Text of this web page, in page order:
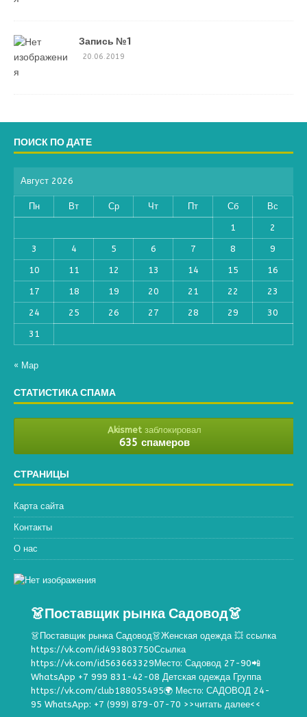
Запись №1
20.06.2019
ПОИСК ПО ДАТЕ
Август 2026
Пн Вт Ср Чт Пт Сб Вс
1 2
3 4 5 6 7 8 9
10 11 12 13 14 15 16
17 18 19 20 21 22 23
24 25 26 27 28 29 30
31
« Мар
СТАТИСТИКА СПАМА
Akismetзаблокировал
635 спамеров
СТРАНИЦЫ
Карта сайта
Контакты
О нас
👗Поставщик рынка Садовод👗
👗Поставщик рынка Садовод👗Женская одежда 💥 ссылка
https://vk.com/id493803750Ссылка
https://vk.com/id563663329Место: Садовод 27-90📲
WhatsApp +7 999 831-42-08 Детская одежда Группа
https://vk.com/club188055495🌍 Место: САДОВОД 24-
95 WhatsApp: +7 (999) 879-07-70 >>читать далее<<